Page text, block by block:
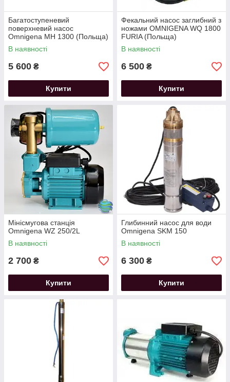
Багатоступеневий
поверхневий насос
Omnigena MH 1300 (Польща)
В наявності
5 600 ₴
Купити
Фекальний насос заглибний з
ножами OMNIGENA WQ 1800
FURIA (Польща)
В наявності
6 500 ₴
Купити
Мінісмугова станція
Omnigena WZ 250/2L
В наявності
2 700 ₴
Купити
Глибинний насос для води
Omnigena SKM 150
В наявності
6 300 ₴
Купити